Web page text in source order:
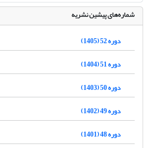
شماره‌های پیشین نشریه
دوره 52 (1405)
دوره 51 (1404)
دوره 50 (1403)
دوره 49 (1402)
دوره 48 (1401)